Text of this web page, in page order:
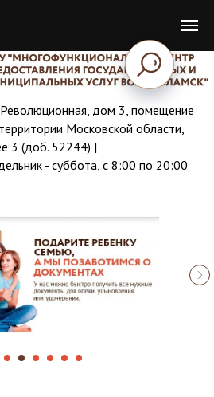
Революционная, дом 3, помещение
Московской области,
3 (доб. 52244) |
- суббота, с 8:00 по 20:00